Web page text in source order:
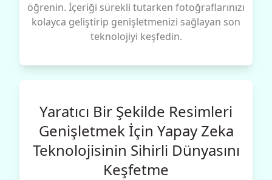
öğrenin. İçeriği sürekli tutarken fotoğraflarınızı
kolayca geliştirip genişletmenizi sağlayan son
teknolojiyi keşfedin.
Yaratıcı Bir Şekilde Resimleri
Genişletmek İçin Yapay Zeka
Teknolojisinin Sihirli Dünyasını
Keşfetme